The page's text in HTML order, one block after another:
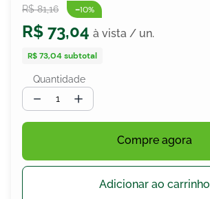
R$ 81,16 -10%
R$ 73,04
R$ 73,04subtotal
Quantidade
＋
－
Compre agora
Adicionar ao carrinho